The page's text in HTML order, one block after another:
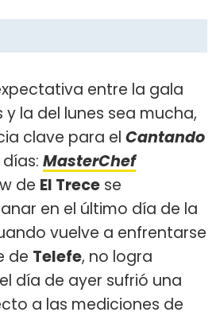
entre la gala
y la del lunes sea mucha,
clave para el Cantando
MasterChef
de El Trece se
en el último día de la
vuelve a enfrentarse
de Telefe, no logra
día de ayer sufrió una
a las mediciones de